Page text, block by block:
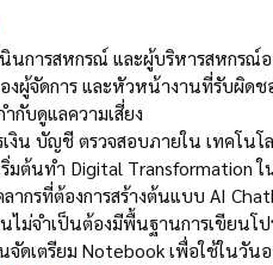
นินการสหกรณ์ และผู้บริหารสหกรณ์
งผู้จัดการ และหัวหน้างานที่รับผิ
กับดูแลความเสี่ยง
งิน บัญชี ตรวจสอบภายใน เทคโน
มต้นทำ Digital Transformation ใ
กรที่ต้องการสร้างต้นแบบ AI
นไม่จำเป็นต้องมีพื้นฐานการเขียนโ
ยม Notebook เพื่อใช้ในวันอ